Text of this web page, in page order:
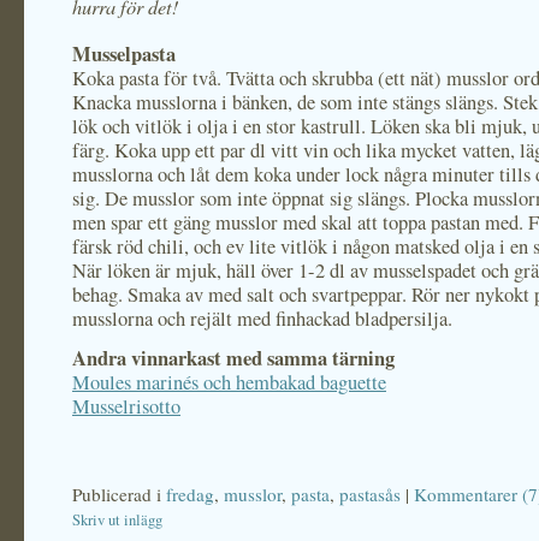
hurra för det!
Musselpasta
Koka pasta för två. Tvätta och skrubba (ett nät) musslor
Knacka musslorna i bänken, de som inte stängs slängs.
lök och vitlök i olja i en stor kastrull. Löken ska bli mjuk,
färg. Koka upp ett par dl vitt vin och lika mycket vatten,
musslorna och låt dem koka under lock några minuter tills
sig. De musslor som inte öppnat sig slängs. Plocka
men spar ett gäng musslor med skal att toppa pastan med.
färsk röd chili, och ev lite vitlök i någon matsked olja i en
När löken är mjuk, häll över 1-2 dl av musselspadet och
behag. Smaka av med salt och svartpeppar. Rör ner nykokt
musslorna och rejält med finhackad bladpersilja.
Andra vinnarkast med samma tärning
Moules marinés och hembakad baguette
Musselrisotto
Publicerad i fredag, musslor, pasta, pastasås | Kommentarer
Skriv ut inlägg